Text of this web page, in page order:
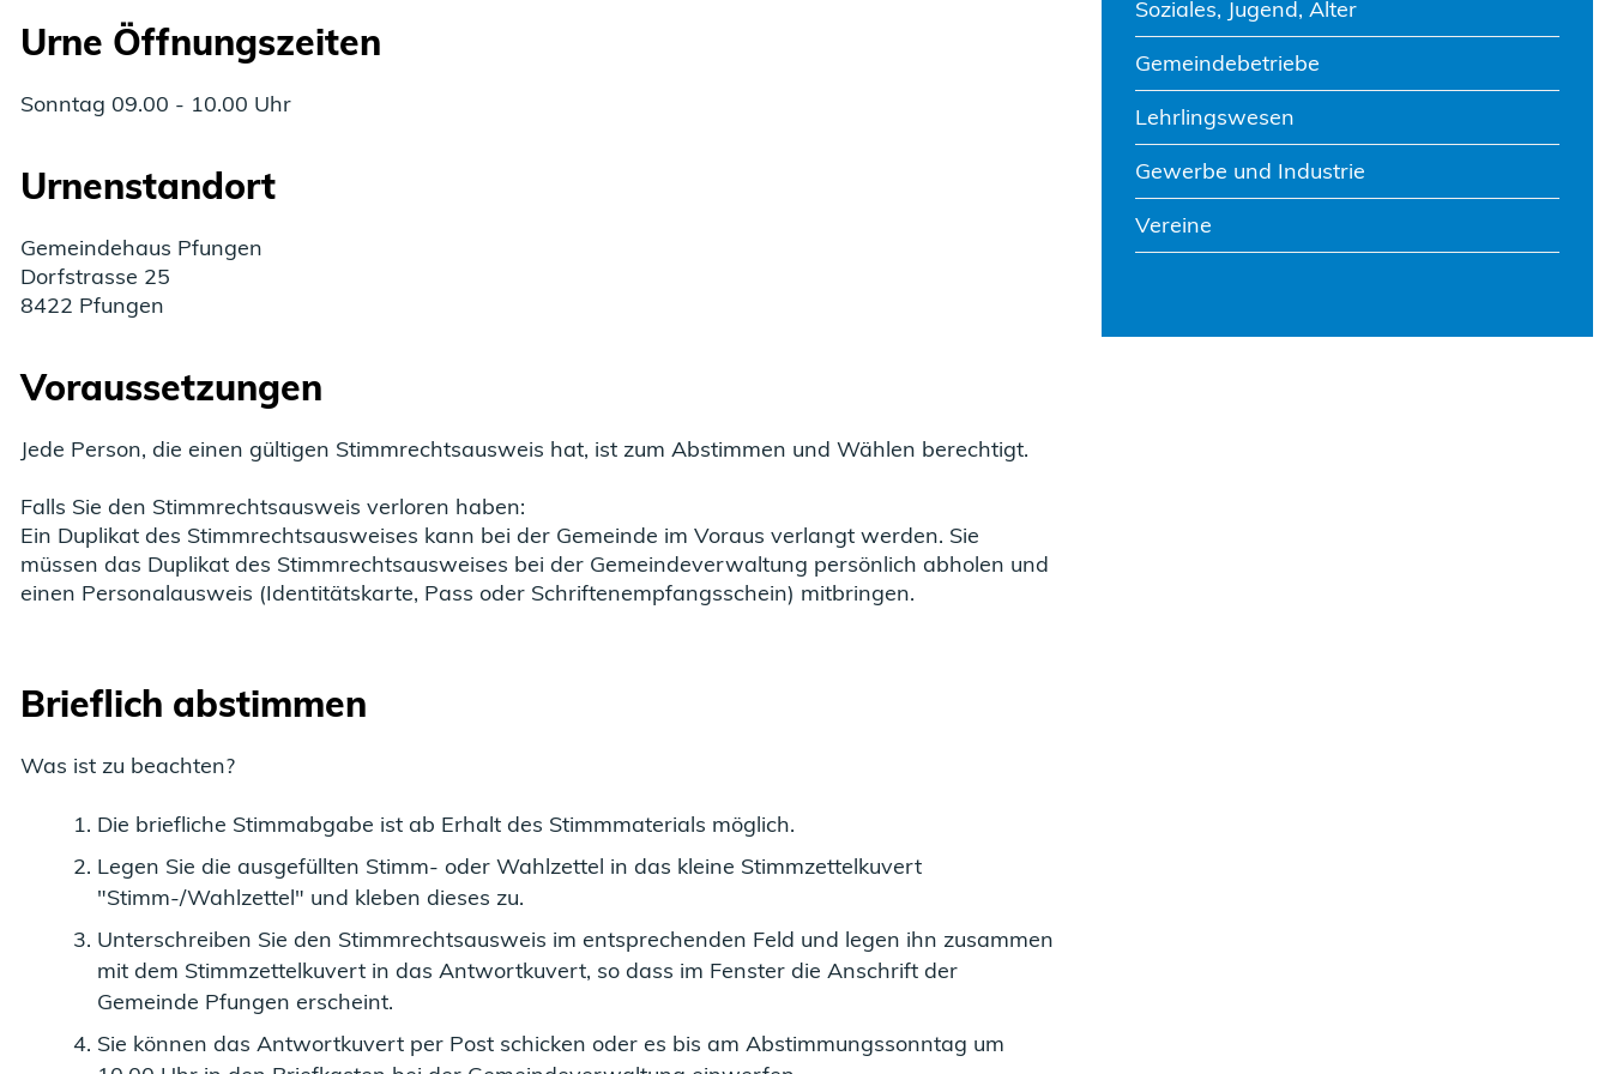
Urne Öffnungszeiten
Sonntag 09.00 - 10.00 Uhr
Urnenstandort
Gemeindehaus Pfungen
Dorfstrasse 25
8422 Pfungen
Voraussetzungen
Jede Person, die einen gültigen Stimmrechtsausweis hat, ist zum Abstimmen und Wählen berechtigt.
Falls Sie den Stimmrechtsausweis verloren haben:
Ein Duplikat des Stimmrechtsausweises kann bei der Gemeinde im Voraus verlangt werden. Sie
müssen das Duplikat des Stimmrechtsausweises bei der Gemeindeverwaltung persönlich abholen und
einen Personalausweis (Identitätskarte, Pass oder Schriftenempfangsschein) mitbringen.
Brieflich abstimmen
Was ist zu beachten?
Die briefliche Stimmabgabe ist ab Erhalt des Stimmmaterials möglich.
Legen Sie die ausgefüllten Stimm- oder Wahlzettel in das kleine Stimmzettelkuvert
"Stimm-/Wahlzettel" und kleben dieses zu.
Unterschreiben Sie den Stimmrechtsausweis im entsprechenden Feld und legen ihn zusammen
mit dem Stimmzettelkuvert in das Antwortkuvert, so dass im Fenster die Anschrift der
Gemeinde Pfungen erscheint.
Sie können das Antwortkuvert per Post schicken oder es bis am Abstimmungssonntag um
Soziales, Jugend, Alter
Gemeindebetriebe
Lehrlingswesen
Gewerbe und Industrie
Vereine